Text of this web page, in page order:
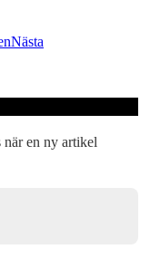
Nästa
när en ny artikel